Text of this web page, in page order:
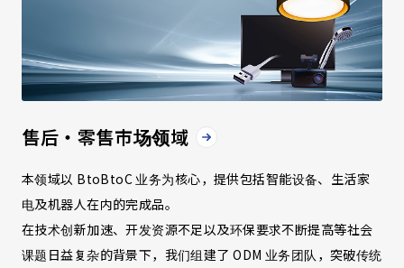
售后・零售市场领域
本领域以 BtoBtoC 业务为核心，提供包括智能设备、生活家
电及机器人在内的完成品。
在技术创新加速、开发资源不足以及环保要求不断提高等社会
课题日益复杂的背景下，我们组建了 ODM 业务团队，突破传统